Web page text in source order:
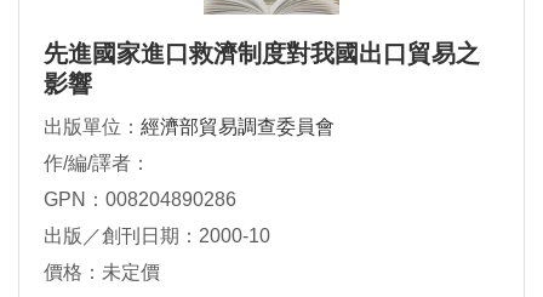
先進國家進口救濟制度對我國出口貿易之
影響
出版單位： 經濟部貿易調查委員會
作/編/譯者：
GPN：008204890286
出版／創刊日期：2000-10
價格：未定價